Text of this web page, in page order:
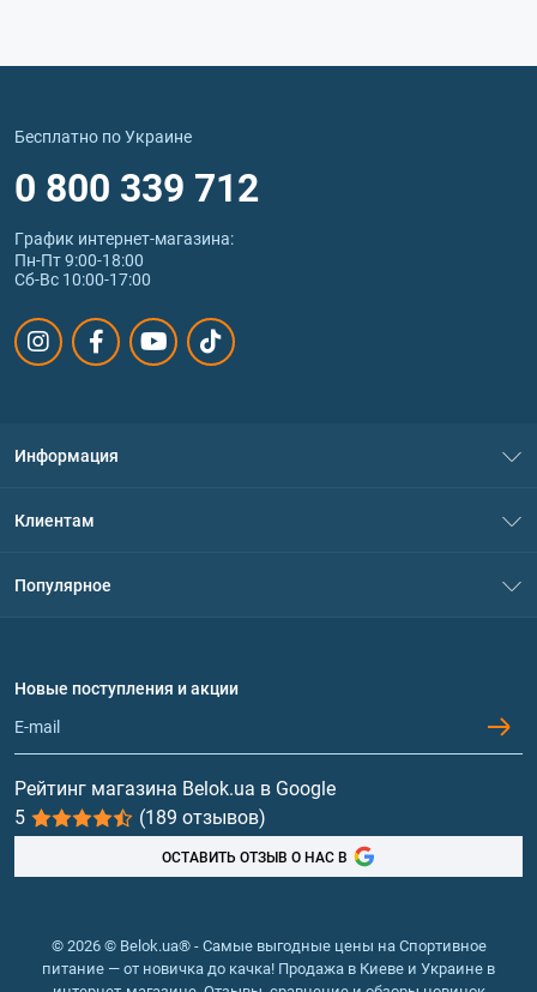
Бесплатно по Украине
0 800 339 712
График интернет‑магазина:
Пн-Пт 9:00-18:00
Сб-Вс 10:00-17:00
Информация
Политика конфиденциальности
Обмен и возврат
Клиентам
Популярное
Протеин
Гейнеры
Витамины и минералы
Рыбий жир, жирные кислоты
Новые поступления и акции
Рейтинг магазина Belok.ua в Google
5
(189 отзывов)
ОСТАВИТЬ ОТЗЫВ О НАС В
© 2026 © Belok.ua® - Самые выгодные цены на Спортивное
питание — от новичка до качка! Продажа в Киеве и Украине в